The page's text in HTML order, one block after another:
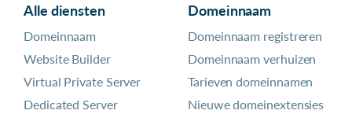
Alle diensten
Domeinnaam
Website Builder
Virtual Private Server
Dedicated Server
Domeinnaam
Domeinnaam registreren
Domeinnaam verhuizen
Tarieven domeinnamen
Nieuwe domeinextensies